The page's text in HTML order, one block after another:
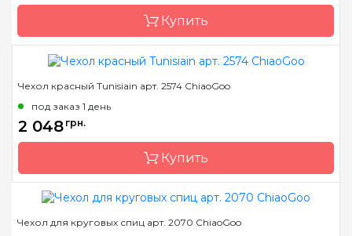
Купить
Бренд
ChiaoGoo/Чиа Гу
Страна-производитель
Чехол красный Tunisiain арт. 2574 ChiaoGoo
под заказ 1 день
2 048 грн.
Купить
Бренд
ChiaoGoo/Чиа Гу
Чехол для круговых спиц арт. 2070 ChiaoGoo